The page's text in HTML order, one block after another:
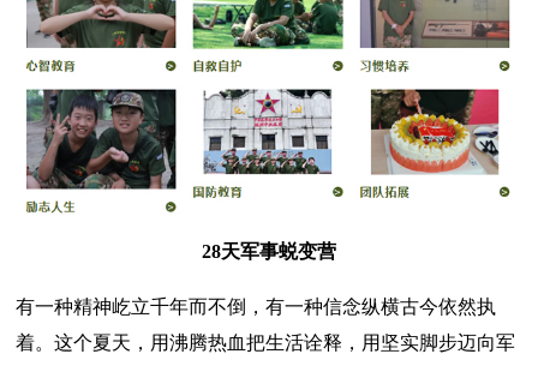
28天军事蜕变营
有一种精神屹立千年而不倒，有一种信念纵横古今依然执
着。这个夏天，用沸腾热血把生活诠释，用坚实脚步迈向军